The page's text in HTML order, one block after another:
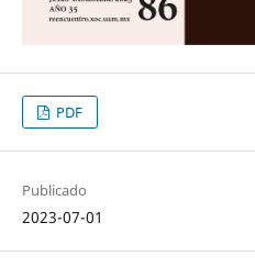
PDF
Publicado
2023-07-01